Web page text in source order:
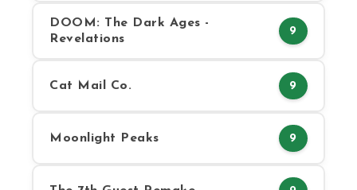
DOOM: The Dark Ages -
Revelations
9
Cat Mail Co. 9
Moonlight Peaks 9